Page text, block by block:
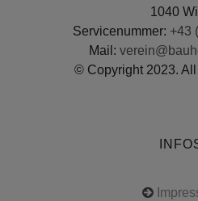
1040
Servicenummer: +43
Mail:
© Copyright 2023.